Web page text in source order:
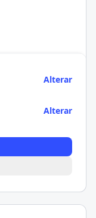
Alterar
Alterar